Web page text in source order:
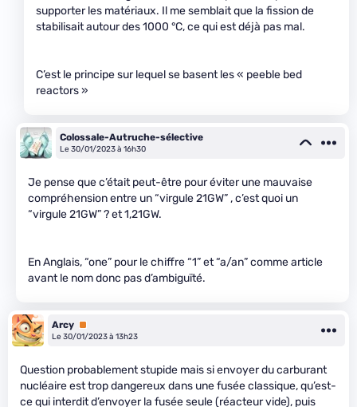
supporter les matériaux. Il me semblait que la fission de
stabilisait autour des 1000 °C, ce qui est déjà pas mal.
C’est le principe sur lequel se basent les « peeble bed
reactors »
Colossale-Autruche-sélective
Le 30/01/2023 à 16h30
Je pense que c’était peut-être pour éviter une mauvaise
compréhension entre un “virgule 21GW” , c’est quoi un
“virgule 21GW” ? et 1,21GW.
En Anglais, “one” pour le chiffre “1” et “a/an” comme article
avant le nom donc pas d’ambiguïté.
Arcy Premium
Le 30/01/2023 à 13h23
Question probablement stupide mais si envoyer du carburant
nucléaire est trop dangereux dans une fusée classique, qu’est-
ce qui interdit d’envoyer la fusée seule (réacteur vide), puis